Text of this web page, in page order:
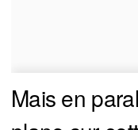
Mais en